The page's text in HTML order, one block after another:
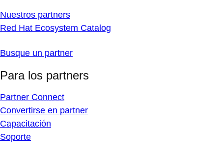
Nuestros partners
Red Hat Ecosystem Catalog
Busque un partner
Para los partners
Partner Connect
Convertirse en partner
Capacitación
Soporte